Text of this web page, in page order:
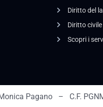
Diritto del
Diritto
Scopri i
Pagano – C.F.